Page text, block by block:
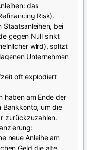
das
Risk).
Staatsanleihen, bei
gegen Null sinkt
wird), spitzt
Unternehmen
oft explodiert
haben am Ende der
Bankkonto, um die
zurückzuzahlen.
neue Anleihe am
Geld die alte